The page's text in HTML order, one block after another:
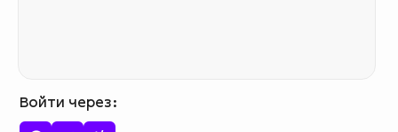
Войти через